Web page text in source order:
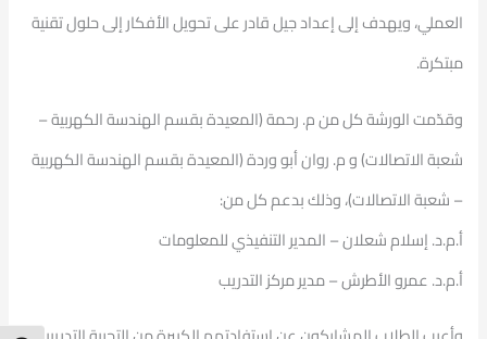
العملي، ويهدف إلى إعداد جيل قادر على تحويل الأفكار إلى حلول تقنية
مبتكرة.
وقدّمت الورشة كل من م. رحمة (المعيدة بقسم الهندسة الكهربية –
شعبة الاتصالات) و م. روان أبو وردة (المعيدة بقسم الهندسة الكهربية
– شعبة الاتصالات)، وذلك بدعم كل من:
أ.م.د. إسلام شعلان – المدير التنفيذي للمعلومات
أ.م.د. عمرو الأطرش – مدير مركز التدريب